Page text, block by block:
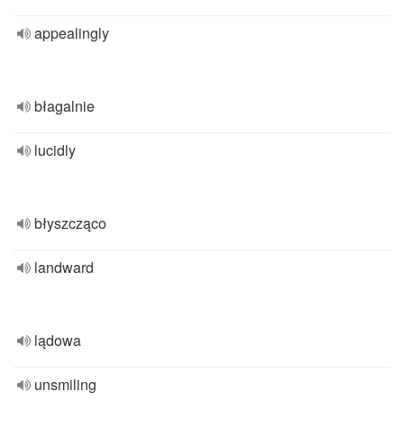
appealingly
błagalnie
lucidly
błyszcząco
landward
lądowa
unsmiling